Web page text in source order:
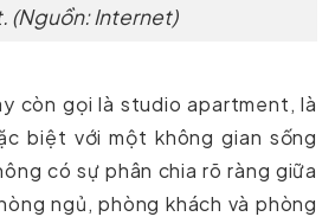
(Nguồn: Internet)
còn gọi là studio apartment, là
biệt với một không gian sống
có sự phân chia rõ ràng giữa
ngủ, phòng khách và phòng